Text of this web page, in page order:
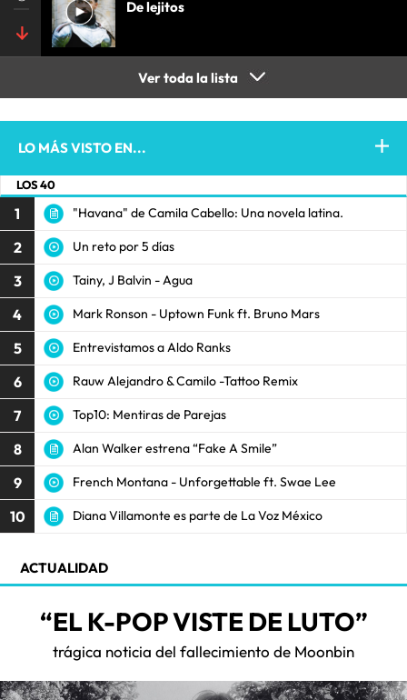
De lejitos
Ver toda la lista
LO MÁS VISTO EN...
LOS 40
1 "Havana" de Camila Cabello: Una novela latina.
2 Un reto por 5 días
3 Tainy, J Balvin - Agua
4 Mark Ronson - Uptown Funk ft. Bruno Mars
5 Entrevistamos a Aldo Ranks
6 Rauw Alejandro & Camilo -Tattoo Remix
7 Top10: Mentiras de Parejas
8 Alan Walker estrena “Fake A Smile”
9 French Montana - Unforgettable ft. Swae Lee
10 Diana Villamonte es parte de La Voz México
ACTUALIDAD
“EL K-POP VISTE DE LUTO”
trágica noticia del fallecimiento de Moonbin